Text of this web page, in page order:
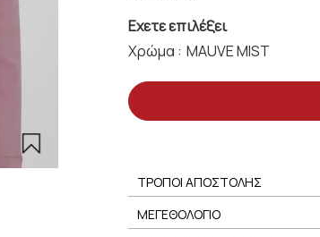
Εχετε επιλέξει
Χρώμα :
ΤΡΟΠΟΙ ΑΠΟΣΤΟΛΗΣ
ΜΕΓΕΘΟΛΟΓΙΟ